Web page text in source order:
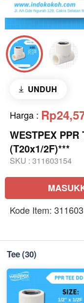
UNDUH
Harga :
WESTPEX
(T20x1/2F)***
SKU : 311603154
Kode Item:
Tee(30)